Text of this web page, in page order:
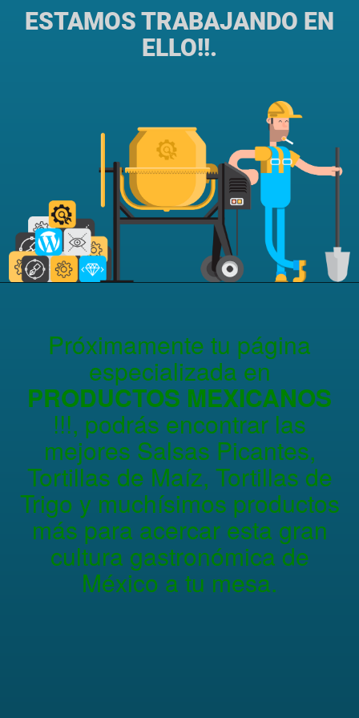
ESTAMOS TRABAJANDO EN
ELLO!!.
Próximamente tu página
especializada en
PRODUCTOS MEXICANOS
!!!, podrás encontrar las
mejores Salsas Picantes,
Tortillas de Maíz, Tortillas de
Trigo y muchísimos productos
más para acercar esta gran
cultura gastronómica de
México a tu mesa.